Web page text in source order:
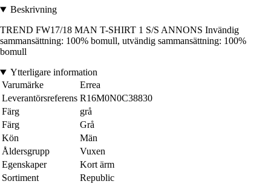
Beskrivning
TREND FW17/18 MAN T-SHIRT 1 S/S ANNONS Invändig
sammansättning: 100% bomull, utvändig sammansättning: 100%
bomull
Ytterligare information
Varumärke
Errea
Leverantörsreferens R16M0N0C38830
Färg
grå
Färg
Grå
Kön
Män
Åldersgrupp
Vuxen
Egenskaper
Kort ärm
Sortiment
Republic